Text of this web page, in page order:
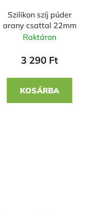
Szilikon szíj púder
arany csattal 22mm
Raktáron
3 290 Ft
KOSÁRBA